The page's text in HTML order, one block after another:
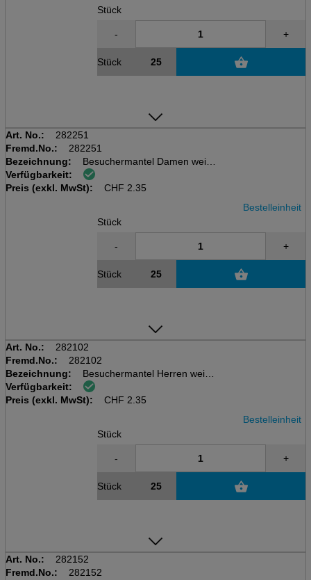
Stück
- +
Stück
Art. No.:
282251
Fremd.No.:
282251
Bezeichnung:
Besuchermantel Damen weiss
aus Vlies PLP 30 gr/m2 mit
Klettverschluss, 68 x 117 cm
Verfügbarkeit:
Preis (exkl. MwSt):
CHF 2.35
Bestelleinheit
Stück
- +
Stück
Art. No.:
282102
Fremd.No.:
282102
Bezeichnung:
Besuchermantel Herren weiss
aus Vlies PLP 30 gr/m2 mit
Klettverschluss, 75 x 125 cm
Verfügbarkeit:
Preis (exkl. MwSt):
CHF 2.35
Bestelleinheit
Stück
- +
Stück
Art. No.:
282152
Fremd.No.:
282152